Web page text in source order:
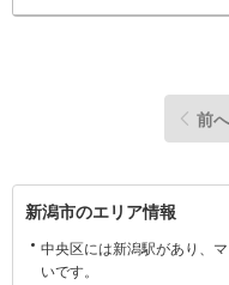
前へ
新
潟
市
新潟市のエリア情報
中央区には新潟駅があり、
いです。